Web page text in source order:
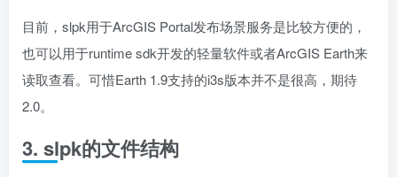
目前，slpk用于ArcGIS Portal发布场景服务是比较方便的，
也可以用于runtime sdk开发的轻量软件或者ArcGIS Earth来
读取查看。可惜Earth 1.9支持的i3s版本并不是很高，期待
2.0。
3. slpk的文件结构